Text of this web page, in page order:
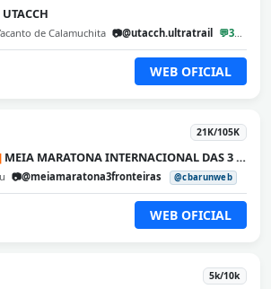
UTACCH
de Calamuchita 📷@utacch.ultratrail 💬3546560222
WEB OFICIAL
21K/105K
MEIA MARATONA INTERNACIONAL DAS 3 FRONTEIRAS
📷@meiamaratona3fronteiras @cbarunweb
WEB OFICIAL
5k/10k